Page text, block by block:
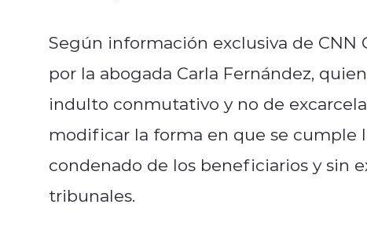
Según información exclusiva de
por la abogada Carla Fernández,
indulto conmutativo y no de
modificar la forma en que se cumple
condenado de los beneficiarios y sin
tribunales.